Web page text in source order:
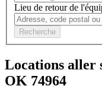
Lieu de retour de
Recherche
Locations aller
OK 74964